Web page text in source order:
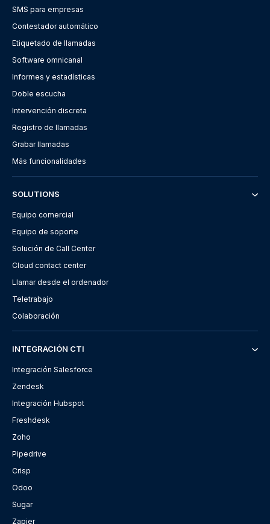
SMS para empresas
Contestador automático
Etiquetado de llamadas
Software omnicanal
Informes y estadísticas
Doble escucha
Intervención discreta
Registro de llamadas
Grabar llamadas
Más funcionalidades
SOLUTIONS
Equipo comercial
Equipo de soporte
Solución de Call Center
Cloud contact center
Llamar desde el ordenador
Teletrabajo
Colaboración
INTEGRACIÓN CTI
Integración Salesforce
Zendesk
Integración Hubspot
Freshdesk
Zoho
Pipedrive
Crisp
Odoo
Sugar
Zapier